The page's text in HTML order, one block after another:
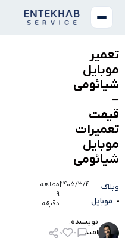
تعمیر
موبایل
شیائومی
–
قیمت
تعمیرات
موبایل
شیائومی
وبلاگ
موبایل
|
1405/3/4 مطالعه
9
دقیقه
نویسنده:
امید
0
0